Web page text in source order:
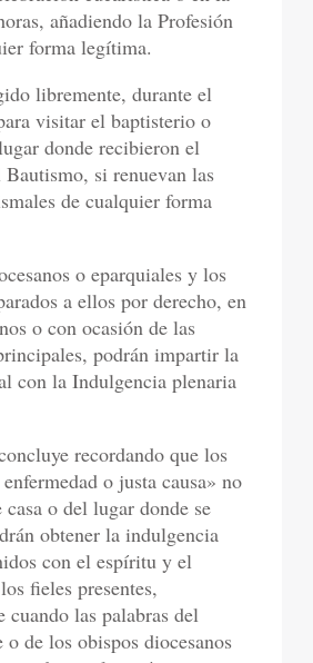
añadiendo la Profesión
forma legítima.
libremente, durante el
visitar el baptisterio o
donde recibieron el
Bautismo, si renuevan las
de cualquier forma
o eparquiales y los
a ellos por derecho, en
o con ocasión de las
podrán impartir la
con la Indulgencia plenaria
recordando que los
o justa causa» no
o del lugar donde se
obtener la indulgencia
con el espíritu y el
fieles presentes,
cuando las palabras del
de los obispos diocesanos